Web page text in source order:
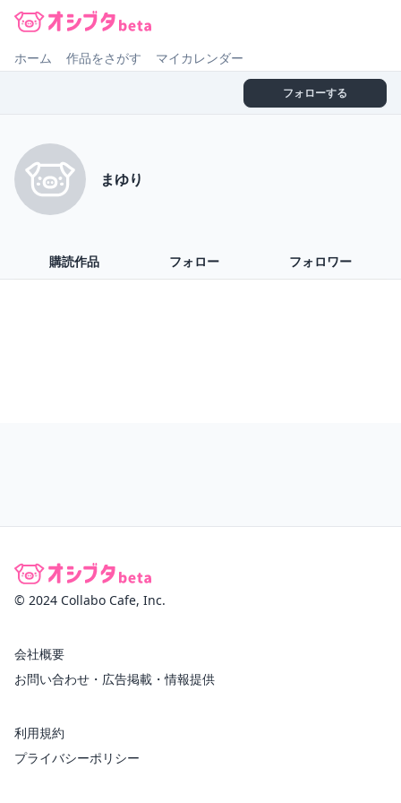
ホーム 作品をさがす マイカレンダー
フォローする
まゆり
購読作品 フォロー フォロワー
© 2024 Collabo Cafe, Inc.
会社概要
お問い合わせ・広告掲載・情報提供
利用規約
プライバシーポリシー